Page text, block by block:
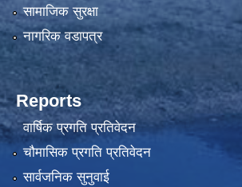
सामाजिक सुरक्षा
नागरिक वडापत्र
Reports
वार्षिक प्रगति प्रतिवेदन
चौमासिक प्रगति प्रतिवेदन
सार्वजनिक सुनुवाई